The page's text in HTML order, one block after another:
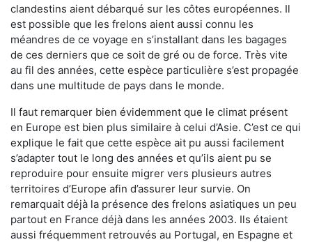
clandestins aient débarqué sur les côtes européennes. Il
est possible que les frelons aient aussi connu les
méandres de ce voyage en s’installant dans les bagages
de ces derniers que ce soit de gré ou de force. Très vite
au fil des années, cette espèce particulière s’est propagée
dans une multitude de pays dans le monde.
Il faut remarquer bien évidemment que le climat présent
en Europe est bien plus similaire à celui d’Asie. C’est ce qui
explique le fait que cette espèce ait pu aussi facilement
s’adapter tout le long des années et qu’ils aient pu se
reproduire pour ensuite migrer vers plusieurs autres
territoires d’Europe afin d’assurer leur survie. On
remarquait déjà la présence des frelons asiatiques un peu
partout en France déjà dans les années 2003. Ils étaient
aussi fréquemment retrouvés au Portugal, en Espagne et